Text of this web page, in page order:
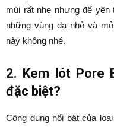
mùi rất nhẹ nhưng để
những vùng da nhỏ và
này không nhé.
2. Kem lót Pore
đặc biệt?
Công dụng nổi bật của loại